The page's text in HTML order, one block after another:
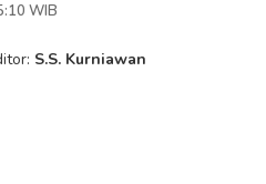
WIB
S.S. Kurniawan